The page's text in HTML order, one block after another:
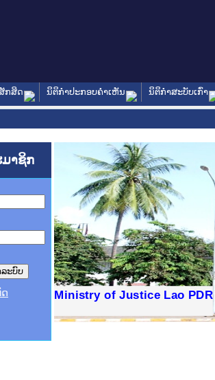
ກສິດ ນິຕິກໍາປະກອບຄໍາເຫັນ ນິຕິກໍາສະບັບເກົ່າ
າຊິກ
Ministry of Justice Lao PDR
ໃຫ້ຜູ້
າຍເຫດ
ຖະການ
ຖະການ
ທາງ
ທາງ
ານງານ
ໃຫ້ຜູ້